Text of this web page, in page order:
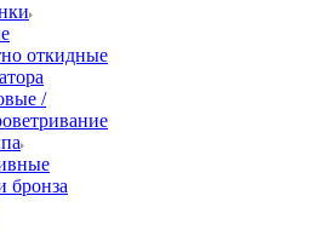
откидные
/
бронза